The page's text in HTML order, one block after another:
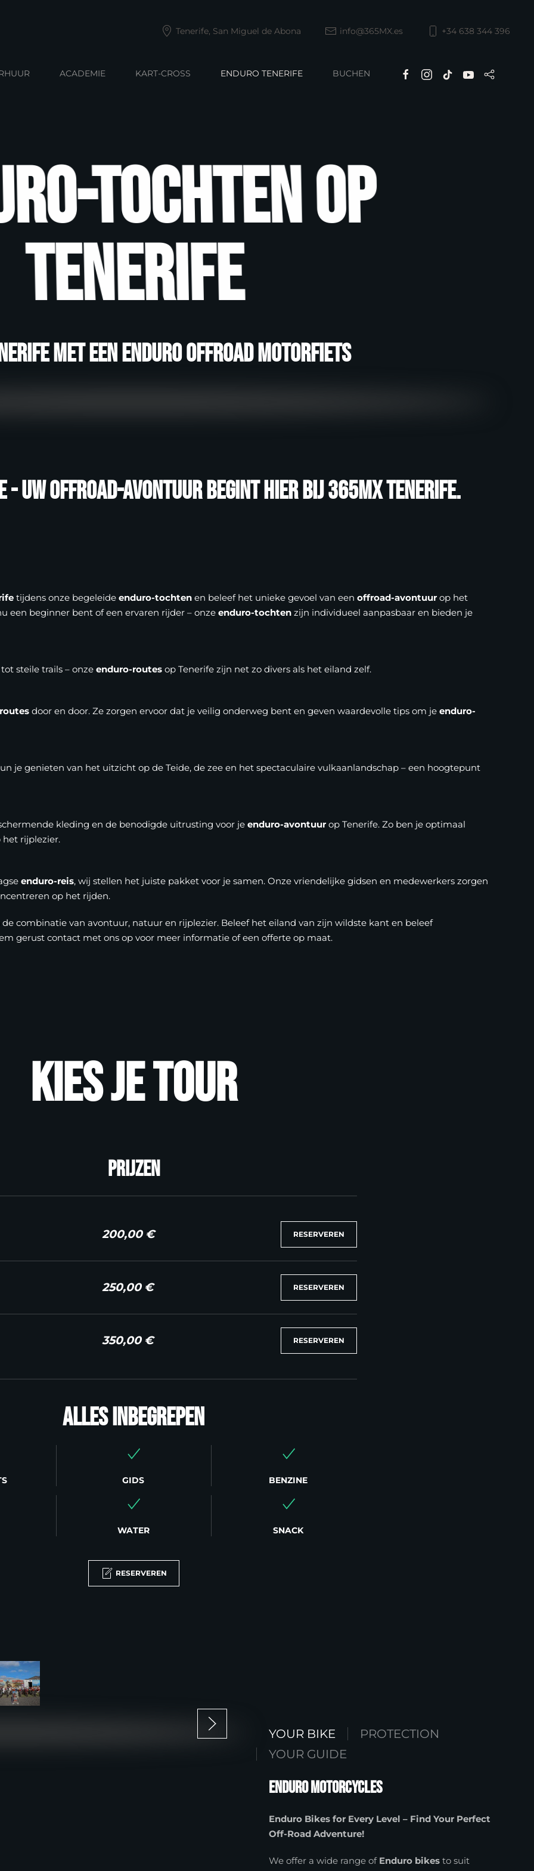
Tenerife, San Miguel de Abona info@365MX.es +34 638 344 396
ACADEMIE KART-CROSS ENDURO TENERIFE BUCHEN
tochten op
Tenerife
met een enduro offroad motorfiets
- uw offroad-avontuur begint hier bij 365MX Tenerife.
tijdens onze begeleide enduro-tochten en beleef het unieke gevoel van een offroad-avontuur op het
een beginner bent of een ervaren rijder – onze enduro-tochten zijn individueel aanpasbaar en bieden je
steile trails – onze enduro-routes op Tenerife zijn net zo divers als het eiland zelf.
door en door. Ze zorgen ervoor dat je veilig onderweg bent en geven waardevolle tips om je enduro-
je genieten van het uitzicht op de Teide, de zee en het spectaculaire vulkaanlandschap – een hoogtepunt
kleding en de benodigde uitrusting voor je enduro-avontuur op Tenerife. Zo ben je optimaal
rijplezier.
enduro-reis, wij stellen het juiste pakket voor je samen. Onze vriendelijke gidsen en medewerkers zorgen
op het rijden.
combinatie van avontuur, natuur en rijplezier. Beleef het eiland van zijn wildste kant en beleef
gerust contact met ons op voor meer informatie of een offerte op maat.
Kies je tour
Prijzen
200,00 € RESERVEREN
250,00 € RESERVEREN
350,00 € RESERVEREN
Alles inbegrepen
GIDS BENZINE
WATER SNACK
RESERVEREN
YOUR BIKE
PROTECTION
YOUR GUIDE
Enduro Motorcycles
Enduro Bikes for Every Level – Find Your Perfect
Off-Road Adventure!
We offer a wide range of Enduro bikesto suit